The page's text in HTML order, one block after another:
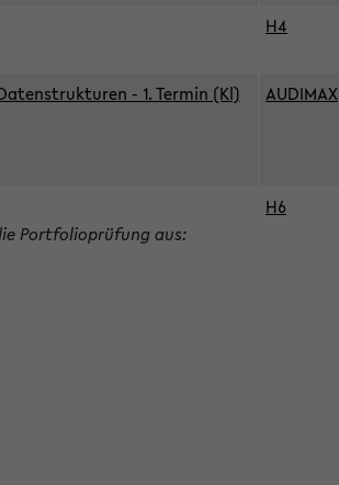
H4
- 1. Termin (Kl) AUDIMAX
Portfolioprüfung aus:
H6